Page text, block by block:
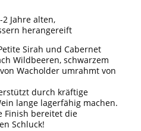
Jahre alten,
herangereift
Sirah und Cabernet
Wildbeeren, schwarzem
Wacholder umrahmt von
durch kräftige
lange lagerfähig machen.
Finish bereitetdie
Schluck!